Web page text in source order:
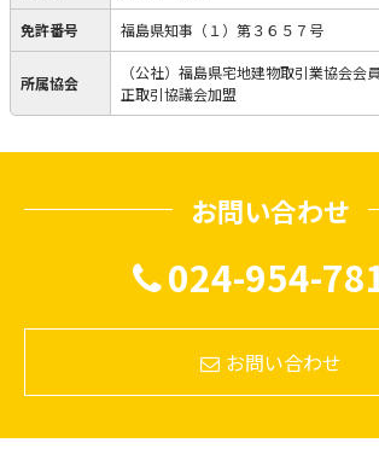
免許番号 福島県知事（１）第３６５７号
所属協会
（公社）福島県宅地建物取引業協会
正取引協議会加盟
お問い合わせ
024-954-
お問い合わせ